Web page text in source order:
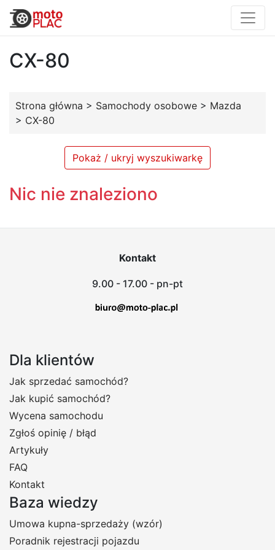
CX-80
Strona główna > Samochody osobowe > Mazda
> CX-80
Pokaż / ukryj wyszukiwarkę
Nic nie znaleziono
Kontakt
9.00 - 17.00 - pn-pt
Dla klientów
Jak sprzedać samochód?
Jak kupić samochód?
Wycena samochodu
Zgłoś opinię / błąd
Artykuły
FAQ
Kontakt
Baza wiedzy
Umowa kupna-sprzedaży (wzór)
Poradnik rejestracji pojazdu